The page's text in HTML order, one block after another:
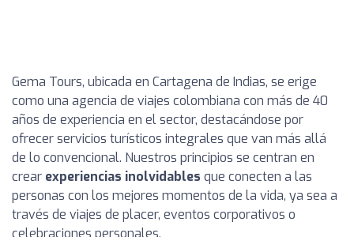
Gema Tours, ubicada en Cartagena de Indias, se erige
como una agencia de viajes colombiana con más de 40
años de experiencia en el sector, destacándose por
ofrecer servicios turísticos integrales que van más allá
de lo convencional. Nuestros principios se centran en
crear experiencias inolvidables que conecten a las
personas con los mejores momentos de la vida, ya sea a
través de viajes de placer, eventos corporativos o
celebraciones personales.